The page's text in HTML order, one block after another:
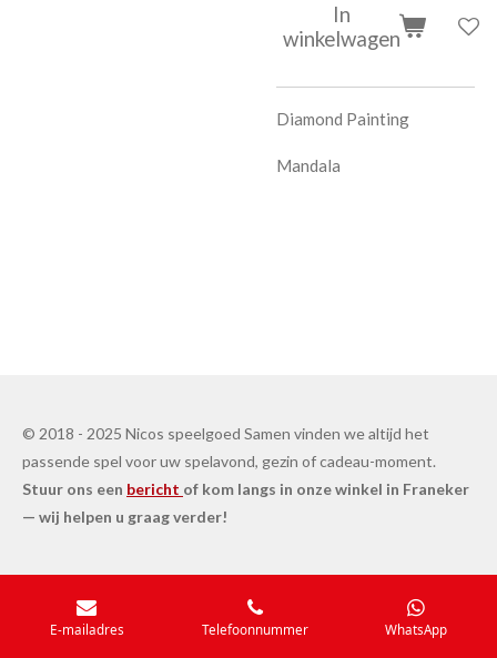
In
winkelwagen
Diamond Painting
Mandala
© 2018 - 2025 Nicos speelgoed Samen vinden we altijd het
passende spel voor uw spelavond, gezin of cadeau-moment.
Stuur ons een bericht of kom langs in onze winkel in Franeker
— wij helpen u graag verder!
E-mailadres Telefoonnummer WhatsApp